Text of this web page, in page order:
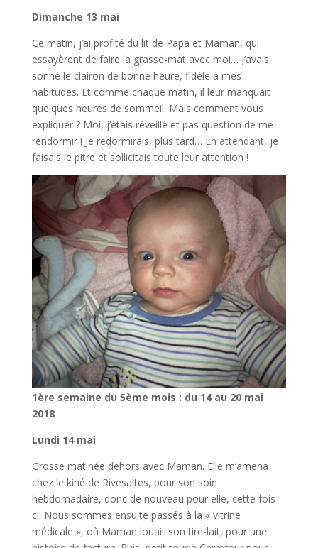
Dimanche 13 mai
Ce matin, j’ai profité du lit de Papa et Maman, qui
essayèrent de faire la grasse-mat avec moi… J’avais
sonné le clairon de bonne heure, fidèle à mes
habitudes. Et comme chaque matin, il leur manquait
quelques heures de sommeil. Mais comment vous
expliquer ? Moi, j’étais réveillé et pas question de me
rendormir ! Je redormirais, plus tard… En attendant, je
faisais le pitre et sollicitais toute leur attention !
1ère semaine du 5ème mois : du 14 au 20 mai
2018
Lundi 14 mai
Grosse matinée dehors avec Maman. Elle m’amena
chez le kiné de Rivesaltes, pour son soin
hebdomadaire, donc de nouveau pour elle, cette fois-
ci. Nous sommes ensuite passés à la « vitrine
médicale », où Maman louait son tire-lait, pour une